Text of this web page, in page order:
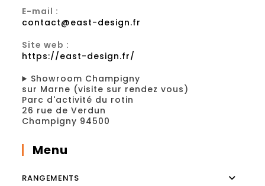
E-mail :
contact@east-design.fr
Site web :
https://east-design.fr/
Showroom Champigny
sur Marne (visite sur rendez vous)
Parc d'activité du rotin
26 rue de Verdun
Champigny 94500
Menu
RANGEMENTS